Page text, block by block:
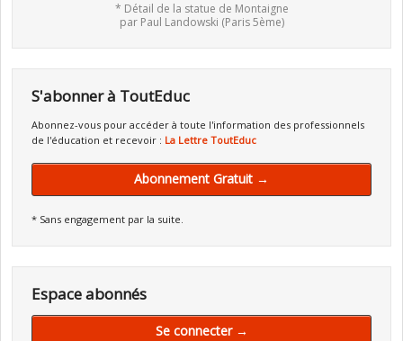
* Détail de la statue de Montaigne
par Paul Landowski (Paris 5ème)
S'abonner à ToutEduc
Abonnez-vous pour accéder à toute l'information des professionnels
de l'éducation et recevoir : La Lettre ToutEduc
Abonnement Gratuit →
* Sans engagement par la suite.
Espace abonnés
Se connecter →